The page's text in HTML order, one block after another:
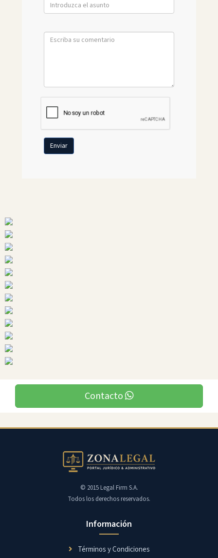
Enviar
Contacto
© 2015 Legal Firm S.A.
Todos los derechos reservados.
Información
Términos y Condiciones